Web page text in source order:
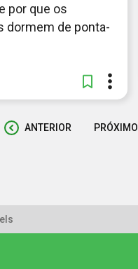
por que os
dormem de ponta-
ANTERIOR PRÓXIMO